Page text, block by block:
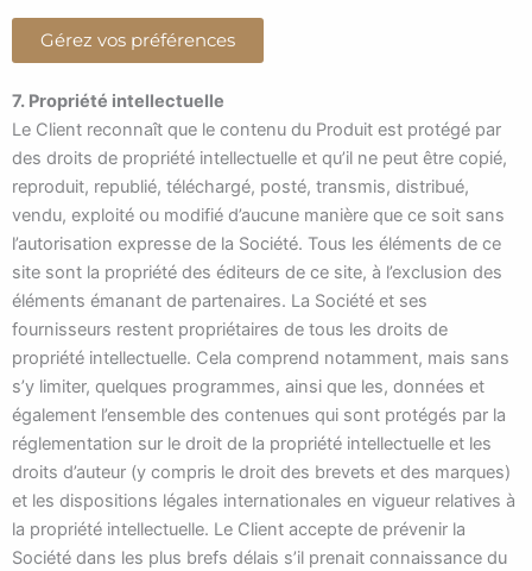
Gérez vos préférences
7. Propriété intellectuelle
Le Client reconnaît que le contenu du Produit est protégé par
des droits de propriété intellectuelle et qu’il ne peut être copié,
reproduit, republié, téléchargé, posté, transmis, distribué,
vendu, exploité ou modifié d’aucune manière que ce soit sans
l’autorisation expresse de la Société. Tous les éléments de ce
site sont la propriété des éditeurs de ce site, à l’exclusion des
éléments émanant de partenaires. La Société et ses
fournisseurs restent propriétaires de tous les droits de
propriété intellectuelle. Cela comprend notamment, mais sans
s’y limiter, quelques programmes, ainsi que les, données et
également l’ensemble des contenues qui sont protégés par la
réglementation sur le droit de la propriété intellectuelle et les
droits d’auteur (y compris le droit des brevets et des marques)
et les dispositions légales internationales en vigueur relatives à
la propriété intellectuelle. Le Client accepte de prévenir la
Société dans les plus brefs délais s’il prenait connaissance du